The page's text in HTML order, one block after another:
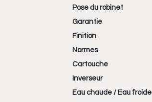
Pose du robinet
Garantie
Finition
Normes
Cartouche
Inverseur
Eau chaude / Eau froide